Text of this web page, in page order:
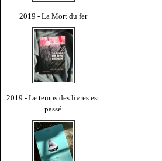
2019 - La Mort du fer
2019 - Le temps des livres est
passé